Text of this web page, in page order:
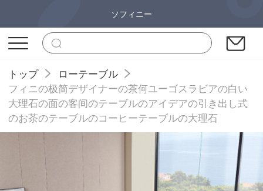
ソフィニー
トップ
ローテーブル
フィニの极简デザイナーの茶何ユーゴスラビアの白い
大理石の面の客间のテーブルのアイデアの引き出し式
のお茶のテーブルのコーヒーテーブルの大理石